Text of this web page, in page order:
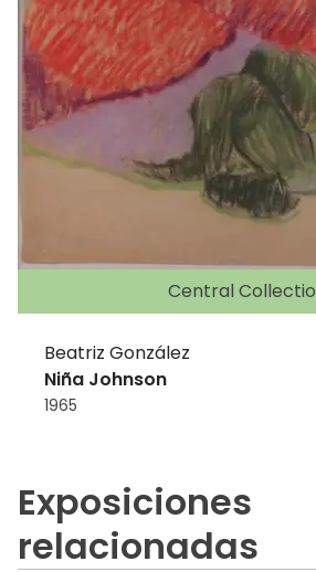
Central
Beatriz González
Niña Johnson
1965
Exposiciones
relacionadas